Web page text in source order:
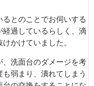
とのことでお伺いする
経過しているらしく、滴
かけていました。
洗面台のダメージを考
弱まり、潰れてしまう